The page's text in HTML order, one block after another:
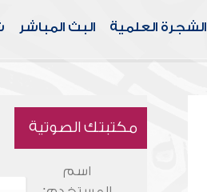
الشجرة العلمية البث المباشر
مكتبتك الصوتية
اسم